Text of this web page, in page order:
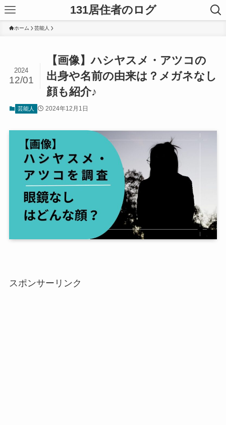
131居住者のログ
ホーム 芸能人
【画像】ハシヤスメ・アツコの
出身や名前の由来は？メガネなし
顔も紹介♪
2024
12/01
芸能人 2024年12月1日
スポンサーリンク